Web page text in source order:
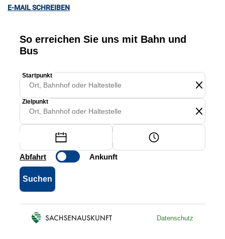
E-MAIL SCHREIBEN